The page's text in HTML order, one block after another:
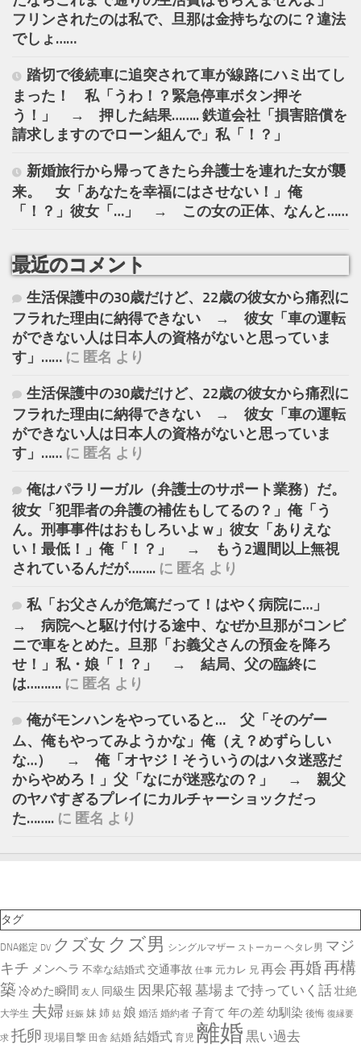
フリンされたのは私で、旦那は金持ちなのに？違法
でしょ……
踏切で後続車に追突されて車が線路にハミ出てし
まった！ 私「うわ！？緊急停車ボタン押そ
う！」 → 押した結果…….. 鉄道会社「損害賠償を
請求しますのでローン組んで」私「！？」
新婚旅行から帰ってきたら弁護士を連れた女が襲
来。 女「あなたを幸福にはさせない！」俺
「！？」彼女「…」 → この女の正体、なんと……
最近のコメント
生活保護中の30歳だけど、22歳の彼女から痛烈に
フラれた理由に納得できない → 彼女「車の運転
ができない人は日本人の資格がないと思っていま
す」…… に 匿名 より
生活保護中の30歳だけど、22歳の彼女から痛烈に
フラれた理由に納得できない → 彼女「車の運転
ができない人は日本人の資格がないと思っていま
す」…… に 匿名 より
俺はパラリーガル（弁護士のサポート業務）だ。
彼女「犯罪者の弁護の補佐もしてるの？」俺「う
ん。刑事事件はおもしろいよｗ」彼女「ありえな
い！最低！」俺「！？」 → もう2週間以上無視
されているんだが…….. に 匿名 より
私「お父さんが危篤だって！はやく病院に…」
→ 病院へと駆け付ける途中、なぜか旦那がコンビ
ニで車をとめた。旦那「お義父さんの預金を降ろ
せ！」私・娘「！？」 → 結局、父の臨終に
は………. に 匿名 より
俺がモンハンをやっていると… 父「そのゲー
ム、俺もやってみようかな」俺（え？めずらしい
な…） → 俺「オヤジ！そういうのはハタ迷惑だ
からやめろ！」父「なにが迷惑なの？」 → 親父
のヤバすぎるプレイにカルチャーショックだっ
た…….. に 匿名 より
タグ
DNA鑑定 DV クズ女 クズ男 シングルマザー ストーカー ヘタレ男 マジ
キチ メンヘラ 不幸な結婚式 交通事故 仕事 元カレ 兄 再会 再婚再構
築 冷めた瞬間 友人 同級生 因果応報 墓場まで持っていく話壮絶
大学生 夫婦 妊娠 妹 姉 姑 娘 婚活 婚約者 子育て 年の差 幼馴染 後悔 復縁要
求 托卵 現場目撃 田舎 結婚 結婚式 育児 離婚 黒い過去